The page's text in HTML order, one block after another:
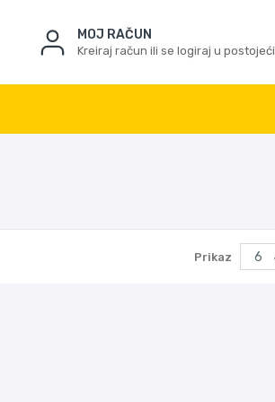
MOJ RAČUN
Kreiraj račun ili se logiraj u postojeći
Prikaz